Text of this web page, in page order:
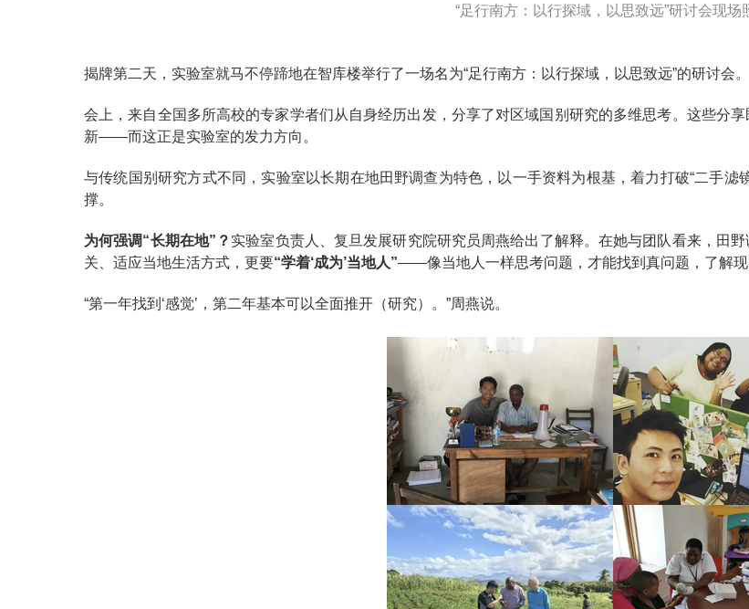
“足行南方：以行探域，以思致远”研讨会现场
揭牌第二天，实验室就马不停蹄地在智库楼举行了一场名为“足行南方：以行探域，以思致远”的研讨会。
会上，来自全国多所高校的专家学者们从自身经历出发，分享了对区域国别研究的多维思考。这些分
新——而这正是实验室的发力方向。
与传统国别研究方式不同，实验室以长期在地田野调查为特色，以一手资料为根基，着力打破“二手
撑。
为何强调“长期在地”？ 实验室负责人、复旦发展研究院研究员周燕给出了解释。在她与团队看来，田
关、适应当地生活方式，更要“学着‘成为’当地人”——像当地人一样思考问题，才能找到真问题，了解现
“第一年找到‘感觉’，第二年基本可以全面推开（研究）。”周燕说。